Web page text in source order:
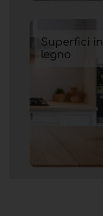
Superfici in
legno